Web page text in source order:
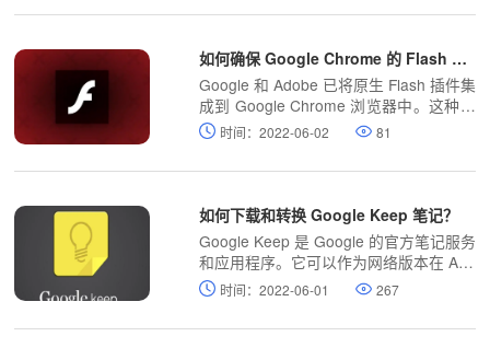
如何确保 Google Chrome 的 Flash 插件是最新的?
Google 和 Adobe 已将原生 Flash 插件集
成到 Google Chrome 浏览器中。这种集
成为计算机用户提供了两个好处和一个缺
要在 PC 上安装 Flash。这也是有益的，
户启动。
时间：2022-06-02 81
如何下载和转换 Google Keep 笔记？
Google Keep 是 Google 的官方笔记服务
和应用程序。它可以作为网络版本在 And
roid 上使用，也可以作为 Google Chrom
e 的浏览器扩展使用。
时间：2022-06-01 267